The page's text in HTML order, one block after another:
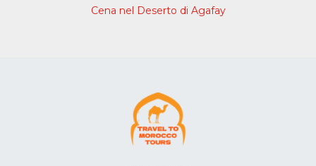
Cena nel Deserto di Agafay